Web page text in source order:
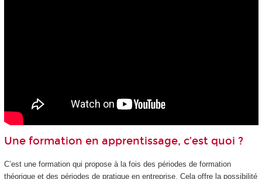
Une formation en apprentissage, c’est quoi ?
C’est une formation qui propose à la fois des périodes de formation
théorique et des périodes de pratique en entreprise. Cela offre la possibilité